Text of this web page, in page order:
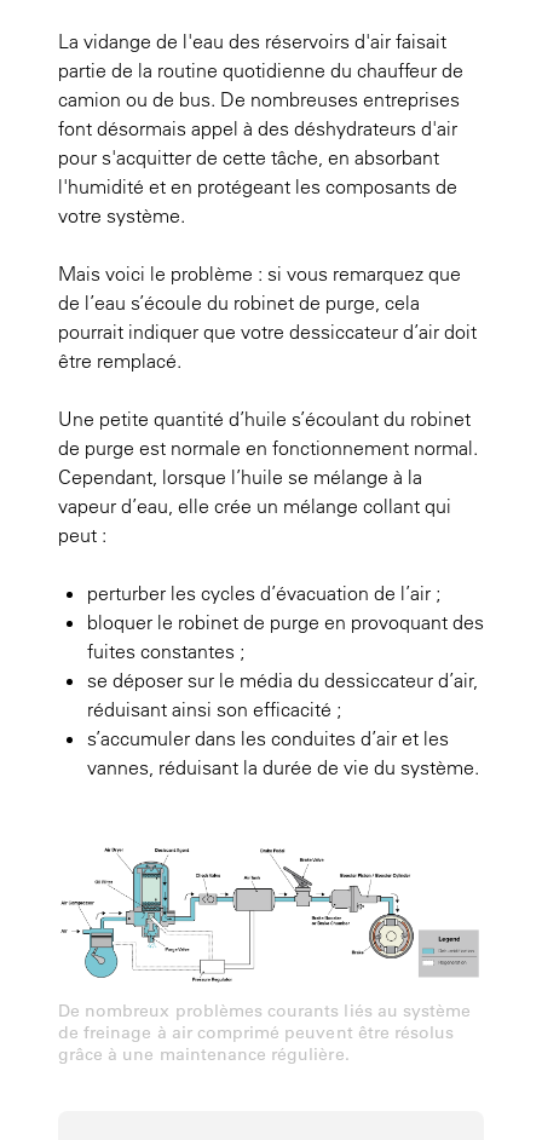
La vidange de l'eau des réservoirs d'air faisait
partie de la routine quotidienne du chauffeur de
camion ou de bus. De nombreuses entreprises
font désormais appel à des déshydrateurs d'air
pour s'acquitter de cette tâche, en absorbant
l'humidité et en protégeant les composants de
votre système.
Mais voici le problème : si vous remarquez que
de l’eau s’écoule du robinet de purge, cela
pourrait indiquer que votre dessiccateur d’air doit
être remplacé.
Une petite quantité d’huile s’écoulant du robinet
de purge est normale en fonctionnement normal.
Cependant, lorsque l’huile se mélange à la
vapeur d’eau, elle crée un mélange collant qui
peut :
perturber les cycles d’évacuation de l’air ;
bloquer le robinet de purge en provoquant des
fuites constantes ;
se déposer sur le média du dessiccateur d’air,
réduisant ainsi son efficacité ;
s’accumuler dans les conduites d’air et les
vannes, réduisant la durée de vie du système.
De nombreux problèmes courants liés au système
de freinage à air comprimé peuvent être résolus
grâce à une maintenance régulière.